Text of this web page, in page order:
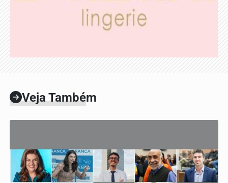
Veja Também